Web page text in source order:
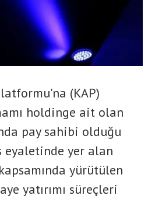
(KAP)
holdinge ait olan
pay sahibi olduğu
eyaletinde yer alan
yürütülen
yatırımı süreçleri